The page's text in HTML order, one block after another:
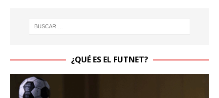
¿QUÉ ES EL FUTNET?